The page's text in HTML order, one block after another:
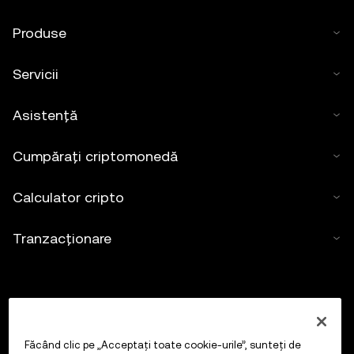
Produse
Servicii
Asistență
Cumpărați criptomonedă
Calculator cripto
Tranzacționare
Făcând clic pe „Acceptați toate cookie-urile”, sunteți de